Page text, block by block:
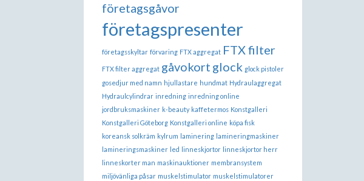
företagsgåvor
företagspresenter
företagsskyltar förvaring FTX aggregat FTX filter
FTX filter aggregat gåvokort glock glock pistoler
gosedjur med namn hjullastare hundmat Hydraulaggregat
Hydraulcylindrar inredning inredning online
jordbruksmaskiner k-beauty kaffetermos Konstgalleri
Konstgalleri Göteborg Konstgalleri online köpa fisk
koreansk solkräm kylrum laminering lamineringmaskiner
lamineringsmaskiner led linneskjortor linneskjortor herr
linneskorter man maskinauktioner membransystem
miljövänliga påsar muskelstimulator muskelstimulatorer